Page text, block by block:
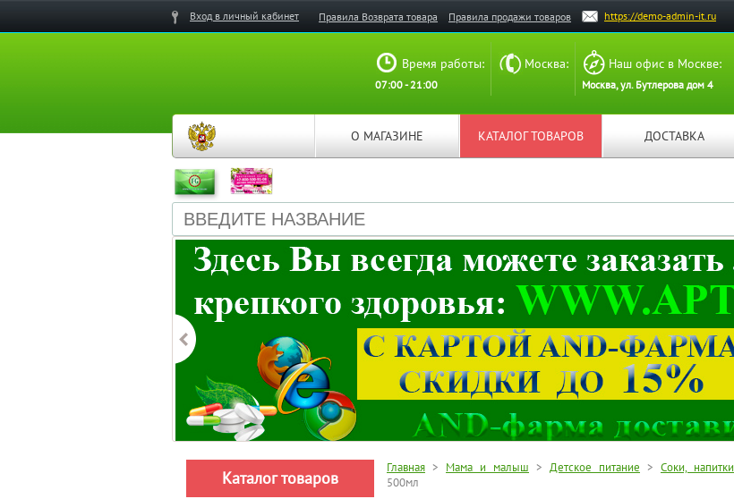
Вход в личный кабинет Правила Возврата товара Правила продажи товаров https://demo-admin-it.ru
Время работы:
07:00 - 21:00
Москва: Наш офис в Москве:
Москва, ул. Бутлерова дом 4
О МАГАЗИНЕ КАТАЛОГ ТОВАРОВ ДОСТАВКА
Каталог товаров
Главная > Мама и малыш > Детское питание > Соки, напитки
500мл